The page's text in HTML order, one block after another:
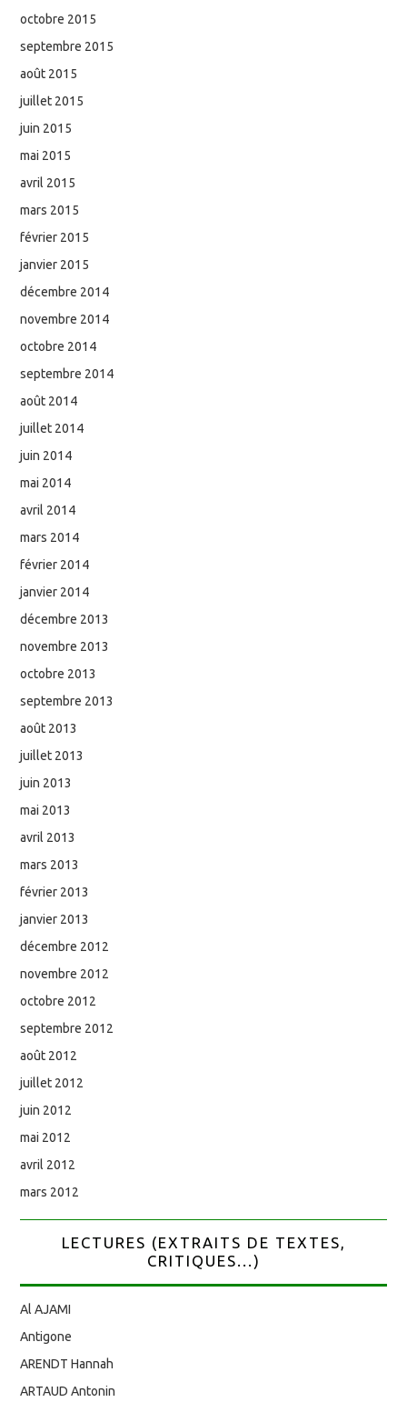
octobre 2015
septembre 2015
août 2015
juillet 2015
juin 2015
mai 2015
avril 2015
mars 2015
février 2015
janvier 2015
décembre 2014
novembre 2014
octobre 2014
septembre 2014
août 2014
juillet 2014
juin 2014
mai 2014
avril 2014
mars 2014
février 2014
janvier 2014
décembre 2013
novembre 2013
octobre 2013
septembre 2013
août 2013
juillet 2013
juin 2013
mai 2013
avril 2013
mars 2013
février 2013
janvier 2013
décembre 2012
novembre 2012
octobre 2012
septembre 2012
août 2012
juillet 2012
juin 2012
mai 2012
avril 2012
mars 2012
LECTURES (EXTRAITS DE TEXTES,
CRITIQUES...)
Al AJAMI
Antigone
ARENDT Hannah
ARTAUD Antonin